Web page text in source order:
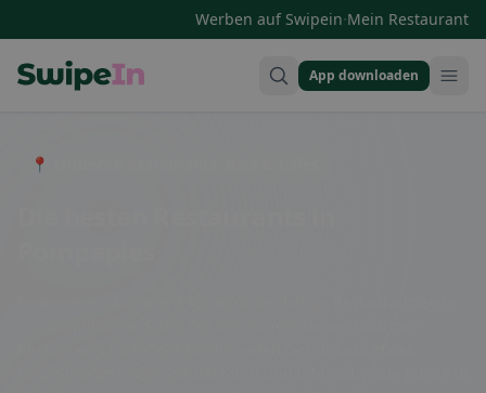
Werben auf Swipein·Mein Restaurant
App downloaden
📍 Entdecke Restaurants, Bars & Cafés